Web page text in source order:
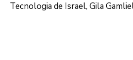
Tecnologia de Israel, Gila